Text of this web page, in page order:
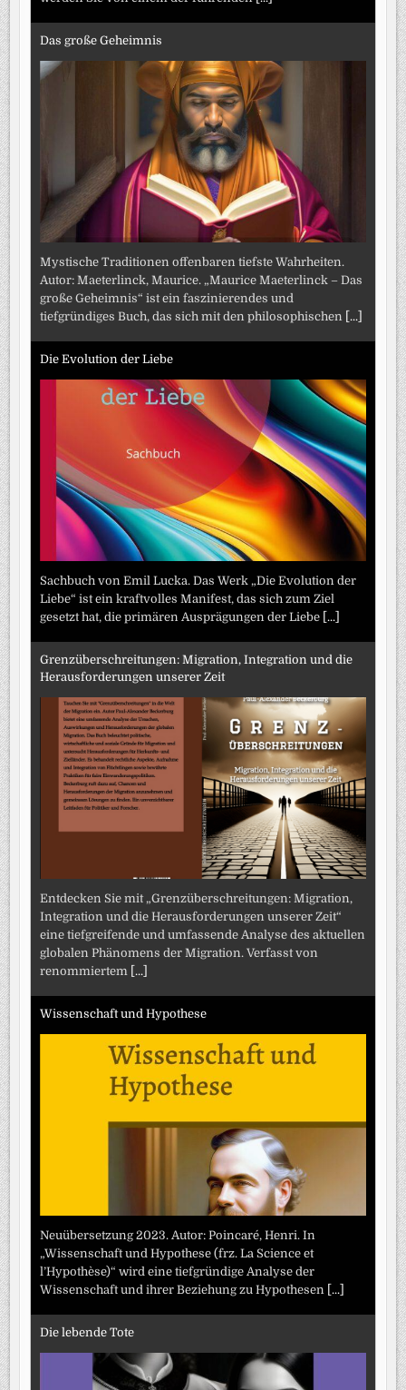
Das große Geheimnis
Mystische Traditionen offenbaren tiefste Wahrheiten.
Autor: Maeterlinck, Maurice. „Maurice Maeterlinck – Das
große Geheimnis“ ist ein faszinierendes und
tiefgründiges Buch, das sich mit den philosophischen [...]
Die Evolution der Liebe
Sachbuch von Emil Lucka. Das Werk „Die Evolution der
Liebe“ ist ein kraftvolles Manifest, das sich zum Ziel
gesetzt hat, die primären Ausprägungen der Liebe [...]
Grenzüberschreitungen: Migration, Integration und die
Herausforderungen unserer Zeit
Entdecken Sie mit „Grenzüberschreitungen: Migration,
Integration und die Herausforderungen unserer Zeit“
eine tiefgreifende und umfassende Analyse des aktuellen
globalen Phänomens der Migration. Verfasst von
renommiertem [...]
Wissenschaft und Hypothese
Neuübersetzung 2023. Autor: Poincaré, Henri. In
„Wissenschaft und Hypothese (frz. La Science et
l’Hypothèse)“ wird eine tiefgründige Analyse der
Wissenschaft und ihrer Beziehung zu Hypothesen [...]
Die lebende Tote